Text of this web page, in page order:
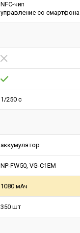
NFC-чип
управление со смартфона
1/250 с
аккумулятор
NP-FW50, VG-C1EM
1080 мАч
350 шт